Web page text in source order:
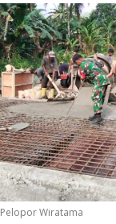
Pelopor Wiratama